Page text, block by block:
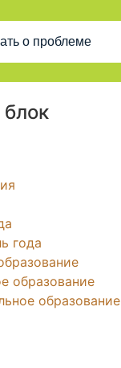
о проблеме
года
образование
образование